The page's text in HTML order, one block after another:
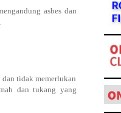
asbes dan
tidak memerlukan
dan tukang yang